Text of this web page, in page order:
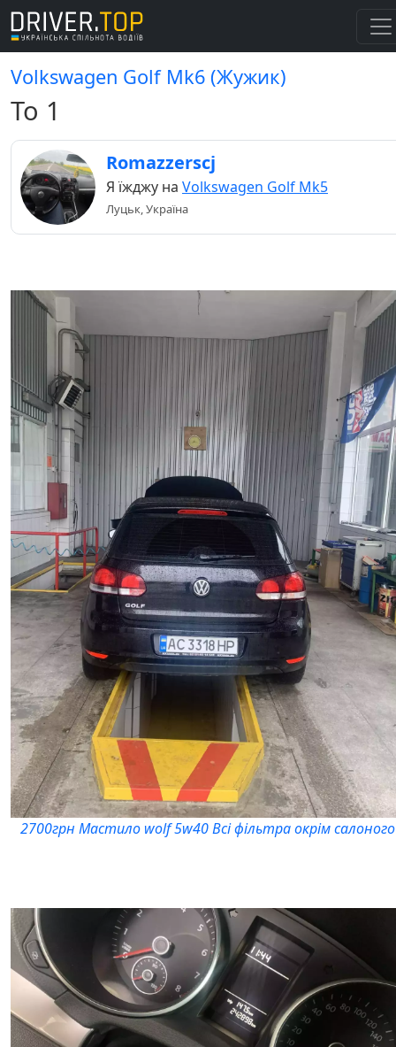
Volkswagen Golf Mk6 (Жужик)
То 1
Romazzerscj
Я їжджу на Volkswagen Golf Mk5
Луцьк, Україна
2700грн Мастило wolf 5w40 Всі фільтра окрім салоного